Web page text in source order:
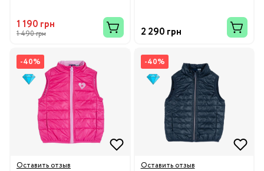
1 190 грн
1 490 грн 2 290 грн
-40%
Оставить отзыв
-40%
Оставить отзыв